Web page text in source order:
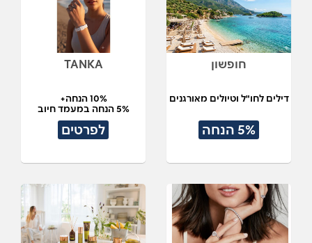
חופשון
דילים לחו"ל וטיולים מאורגנים
5% הנחה
TANKA
10% הנחה+
5% הנחה במעמד חיוב
לפרטים